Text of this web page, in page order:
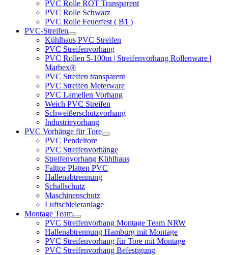
PVC Rolle ROT Transparent
PVC Rolle Schwarz
PVC Rolle Feuerfest ( B1 )
PVC-Streifen
Kühlhaus PVC Streifen
PVC Streifenvorhang
PVC Rollen 5-100m | Streifenvorhang Rollenware |
Marbex®
PVC Streifen transparent
PVC Streifen Meterware
PVC Lamellen Vorhang
Weich PVC Streifen
Schweißerschutzvorhang
Industrievorhang
PVC Vorhänge für Tore
PVC Pendeltore
PVC Streifenvorhänge
Streifenvorhang Kühlhaus
Falttor Platten PVC
Hallenabtrennung
Schallschutz
Maschinenschutz
Luftschleieranlage
Montage Team
PVC Streifenvorhang Montage Team NRW
Hallenabtrennung Hamburg mit Montage
PVC Streifenvorhang für Tore mit Montage
PVC Streifenvorhang Befestigung